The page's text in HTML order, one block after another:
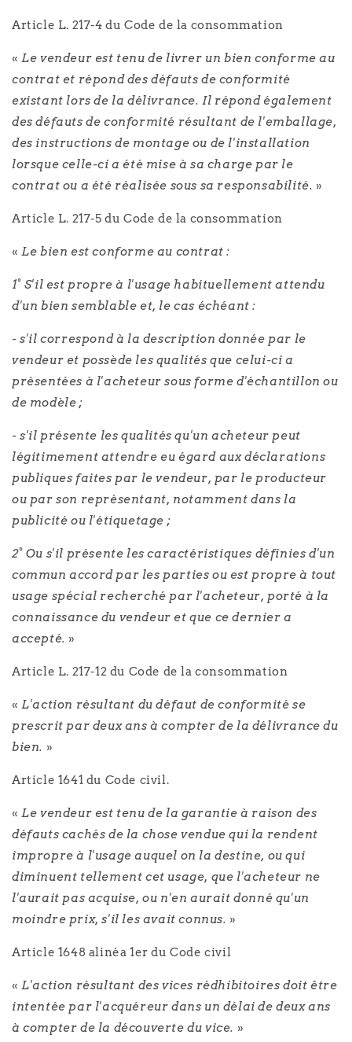
Article L. 217-4 du Code de la consommation
«Le vendeur est tenu de livrer un bien conforme au
contrat et répond des défauts de conformité
existant lors de la délivrance. Il répond également
des défauts de conformité résultant de l'emballage,
des instructions de montage ou de l'installation
lorsque celle-ci a été mise à sa charge par le
contrat ou a été réalisée sous sa responsabilité. »
Article L. 217-5 du Code de la consommation
«Le bien est conforme au contrat :
1° S'il est propre à l'usage habituellement attendu
d'un bien semblable et, le cas échéant :
- s'il correspond à la description donnée par le
vendeur et possède les qualités que celui-ci a
présentées à l'acheteur sous forme d'échantillon ou
de modèle ;
- s'il présente les qualités qu'un acheteur peut
légitimement attendre eu égard aux déclarations
publiques faites par le vendeur, par le producteur
ou par son représentant, notamment dans la
publicité ou l'étiquetage ;
2° Ou s'il présente les caractéristiques définies d'un
commun accord par les parties ou est propre à tout
usage spécial recherché par l'acheteur, porté à la
connaissance du vendeur et que ce dernier a
accepté. »
Article L. 217-12 du Code de la consommation
«L'action résultant du défaut de conformité se
prescrit par deux ans à compter de la délivrance du
bien. »
Article 1641 du Code civil.
«Le vendeur est tenu de la garantie à raison des
défauts cachés de la chose vendue qui la rendent
impropre à l'usage auquel on la destine, ou qui
diminuent tellement cet usage, que l'acheteur ne
l'aurait pas acquise, ou n'en aurait donné qu'un
moindre prix, s'il les avait connus. »
Article 1648 alinéa 1er du Code civil
«L'action résultant des vices rédhibitoires doit être
intentée par l'acquéreur dans un délai de deux ans
à compter de la découverte du vice. »